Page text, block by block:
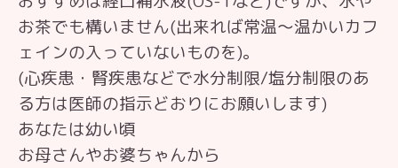
お茶でも構いません(出来れば常温〜温かいカフ
ェインの入っていないものを)。
(心疾患・腎疾患などで水分制限/塩分制限のあ
る方は医師の指示どおりにお願いします)
あなたは幼い頃
お母さんやお婆ちゃんから